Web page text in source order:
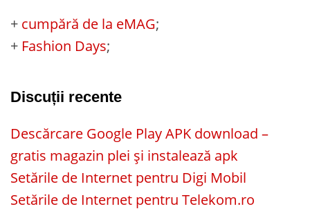
+ cumpără de la eMAG;
+ Fashion Days;
Discuții recente
Descărcare Google Play APK download –
gratis magazin plei și instalează apk
Setările de Internet pentru Digi Mobil
Setările de Internet pentru Telekom.ro